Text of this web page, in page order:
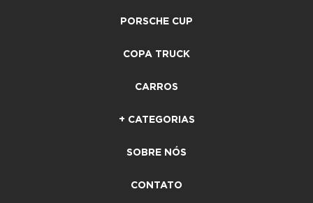
PORSCHE CUP
COPA TRUCK
CARROS
+ CATEGORIAS
SOBRE NÓS
CONTATO